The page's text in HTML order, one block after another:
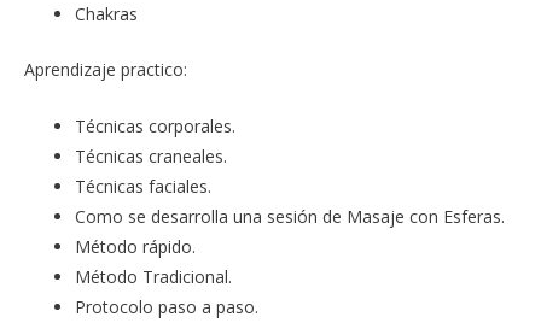
Chakras
Aprendizaje practico:
Técnicas corporales.
Técnicas craneales.
Técnicas faciales.
Como se desarrolla una sesión de Masaje con Esferas.
Método rápido.
Método Tradicional.
Protocolo paso a paso.